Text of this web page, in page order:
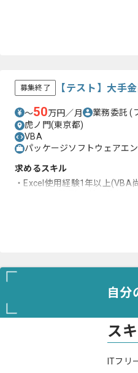
募集終了 【テスト】大手
〜50万円／月 業務委託(
虎ノ門(東京都)
VBA
パッケージソフトウェアエ
求めるスキル
・Excel使用経験1年以上(VBA
自分
ス
ITフリ